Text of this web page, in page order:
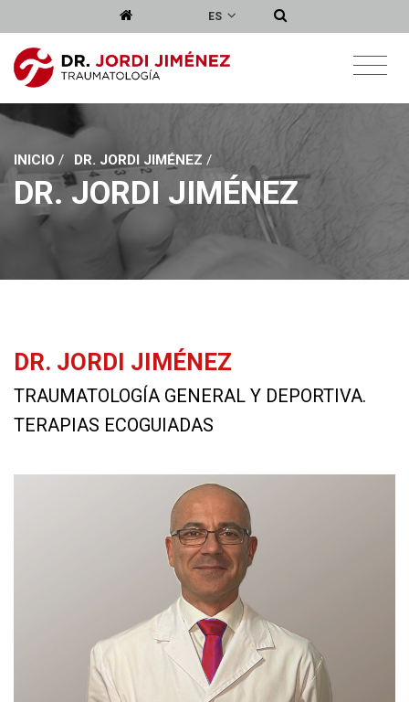
ES
INICIO / DR. JORDI JIMÉNEZ /
DR. JORDI JIMÉNEZ
DR. JORDI JIMÉNEZ
TRAUMATOLOGÍA GENERAL Y DEPORTIVA.
TERAPIAS ECOGUIADAS